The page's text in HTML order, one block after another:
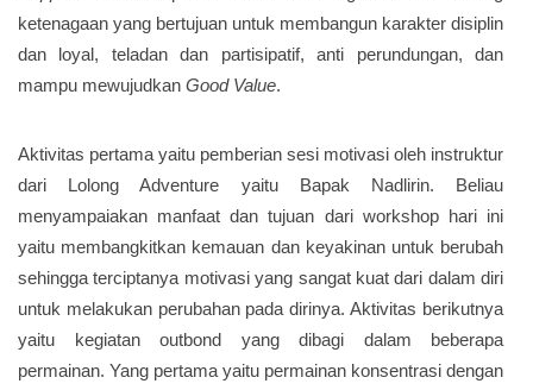
ketenagaan yang bertujuan untuk membangun karakter disiplin
dan loyal, teladan dan partisipatif, anti perundungan, dan
mampu mewujudkan Good Value.
Aktivitas pertama yaitu pemberian sesi motivasi oleh instruktur
dari Lolong Adventure yaitu Bapak Nadlirin. Beliau
menyampaiakan manfaat dan tujuan dari workshop hari ini
yaitu membangkitkan kemauan dan keyakinan untuk berubah
sehingga terciptanya motivasi yang sangat kuat dari dalam diri
untuk melakukan perubahan pada dirinya. Aktivitas berikutnya
yaitu kegiatan outbond yang dibagi dalam beberapa
permainan. Yang pertama yaitu permainan konsentrasi dengan